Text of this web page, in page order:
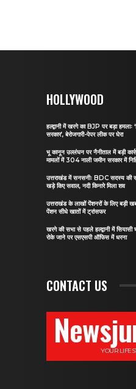
HOLLYWOOD
हल्द्वानी में खरगे का BJP पर बड़ा हमलाः
सरकार’, बेरोजगारी-पेपर लीक पर घेरा
भू कानून उल्लंघन पर नैनीताल में बड़ी
मामलों में 304 नाली जमीन सरकार में
उत्तराखंड में सनसनीः BDC सदस्य की
खड़े किए सवाल, नदी किनारे मिला शव
उत्तराखंड के लाखों पेंशनरों के लिए बड़ी
पेंशन सीधे खातों में ट्रांसफर
खरगे की सभा से पहले हल्द्वानी में सियासी
रोके जाने पर एसएसपी ऑफिस में धरना
CONTACT US
YOUR